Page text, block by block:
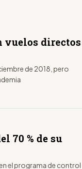
vuelos directos
de 2018, pero
70 % de su
el programa de control